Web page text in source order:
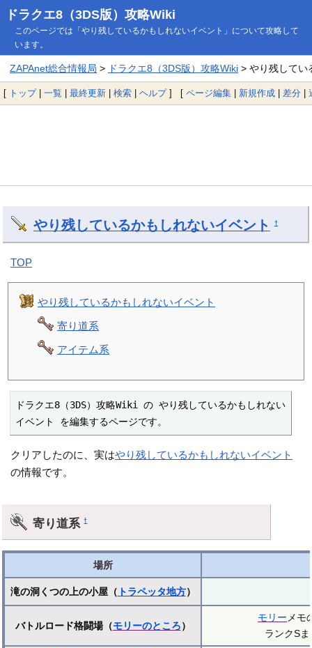
ドラクエ8（3DS版）攻略Wiki
このページでは「やり残しているかもしれないイベント」について攻略して
います。
ZAPAnet総合情報局 > ドラクエ8（3DS版）攻略Wiki> やり残してい
[ トップ| 一覧 | 最終更新 | 検索 | ヘルプ] [ ページ編集 | 新規作成 | 差分 |
やり残しているかもしれないイベント †
TOP
やり残しているかもしれないイベント
寄り道系
アイテム系
ドラクエ8（3DS）攻略Wiki の やり残しているかもしれない
イベント を編集するページです。
クリアしたのに、実はやり残しているかもしれないイベント
の情報です。
寄り道系†
場所
滝の洞くつの上の小屋（ トラペッタ地方）
バトルロード格闘場（モリーのところ）
モリーメモ
ランクS